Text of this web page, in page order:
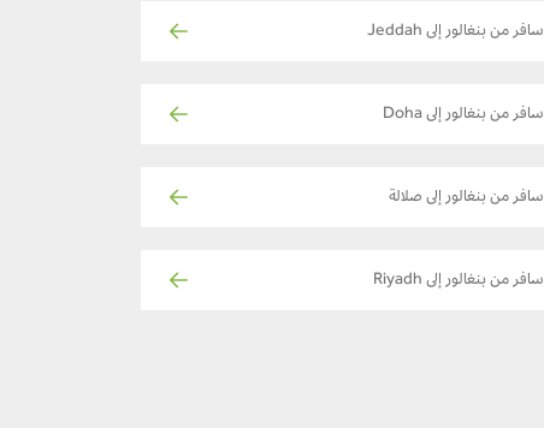
سافر من بنغالور إلى Jeddah
سافر من بنغالور إلى Doha
سافر من بنغالور إلى صلالة
سافر من بنغالور إلى Riyadh